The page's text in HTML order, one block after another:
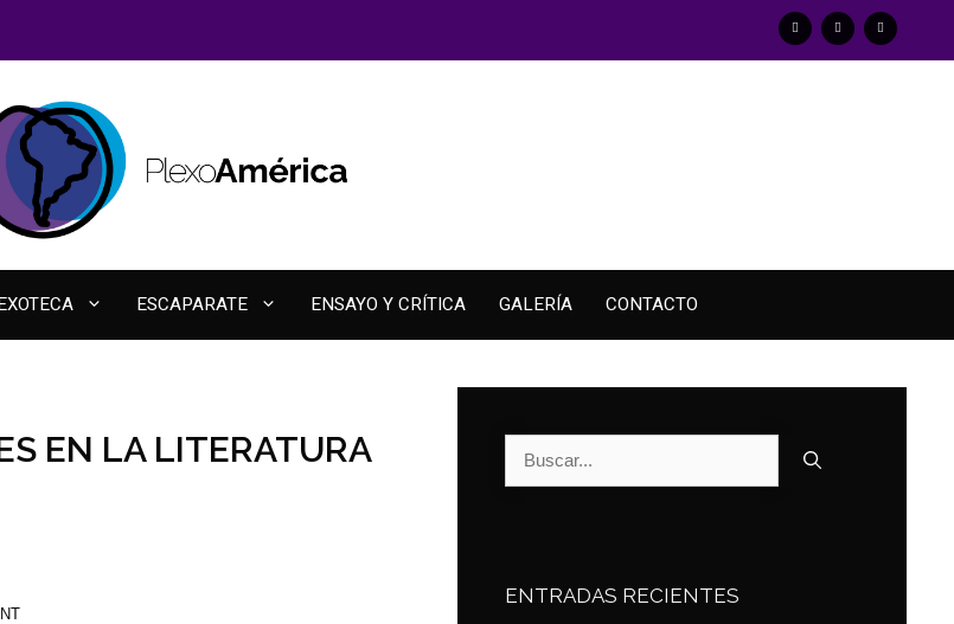
ESCAPARATE ENSAYO Y CRÍTICA GALERÍA CONTACTO
EN LA LITERATURA
ENTRADAS RECIENTES